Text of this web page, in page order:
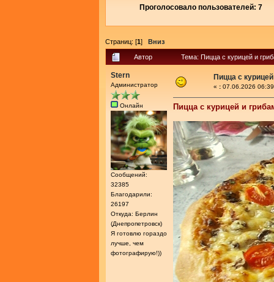
Проголосовало пользователей: 7
Страниц: [1] Вниз
Автор Тема: Пицца с курицей и
Stern
Администратор
Онлайн
Сообщений:
32385
Благодарили:
26197
Откуда: Берлин
(Днепропетровск)
Я готовлю гораздо
лучше, чем
фотографирую!))
Пицца с
« : 07.06.2026
Пицца с курицей и